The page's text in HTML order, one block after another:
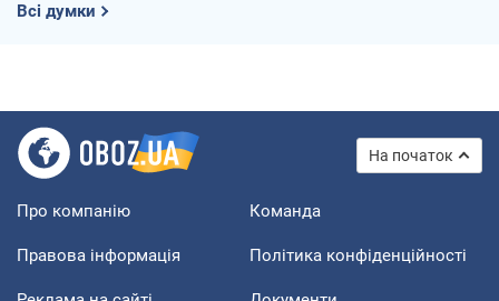
Всі думки
На початок
Про компанію Команда
Правова інформація Політика конфіденційності